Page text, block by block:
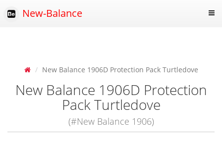
New-Balance
New Balance 1906D Protection Pack Turtledove
New Balance 1906D Protection
Pack Turtledove
(#New Balance 1906)